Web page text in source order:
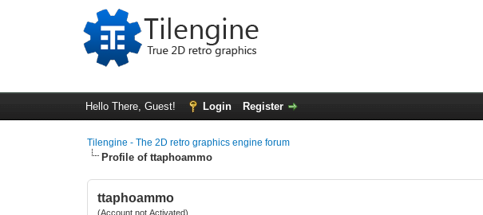
Hello There, Guest! Login Register
Tilengine - The 2D retro graphics engine forum
Profile of ttaphoammo
ttaphoammo
(Account not Activated)